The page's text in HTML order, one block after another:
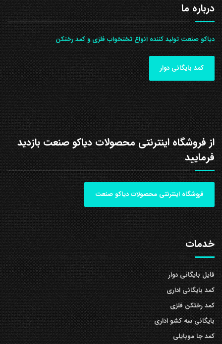
درباره ما
دیاکو صنعت تولید کننده انواع تختخواب فلزی و کمد رختکن
کمد بایگانی دوار
از فروشگاه اینترنتی محصولات دیاکو صنعت بازدید
فرمایید
فروشگاه اینترنتی محصولات دیاکو صنعت
خدمات
فایل بایگانی دوار
کمد بایگانی اداری
کمد رختکن فلزی
بایگانی سه کشو اداری
کمد جا موبایلی